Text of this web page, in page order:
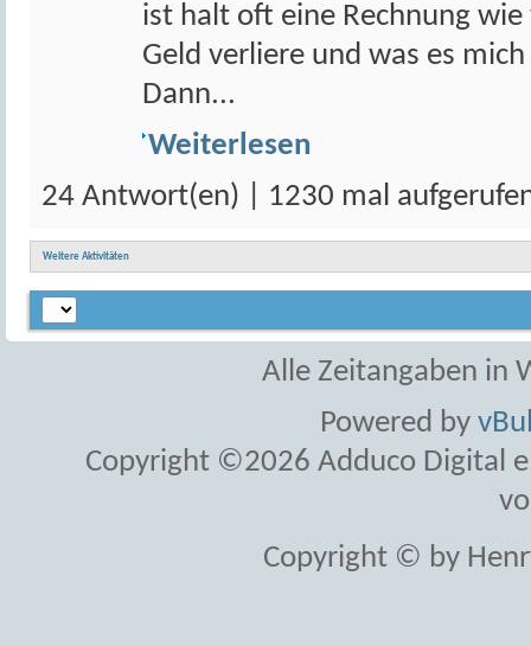
ist halt oft eine Rechnung
Geld verliere und was es
Dann...
Weiterlesen
24 Antwort(en) | 1230 mal
Weitere Aktivitäten
Alle Zeitangaben in
Powered by
Copyright ©2026 Adduco Digital
Copyright © by